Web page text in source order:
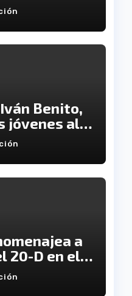
Benito,
jóvenes al
a
20-D en el
la